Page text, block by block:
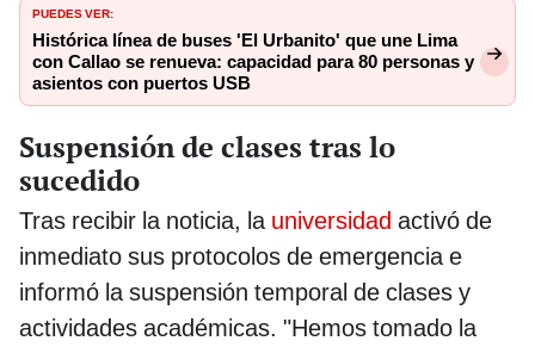
PUEDES VER:
Histórica línea de buses 'El Urbanito' que une Lima
con Callao se renueva: capacidad para 80 personas y
asientos con puertos USB
Suspensión de clases tras lo
sucedido
Tras recibir la noticia, la universidad activó de
inmediato sus protocolos de emergencia e
informó la suspensión temporal de clases y
actividades académicas. "Hemos tomado la